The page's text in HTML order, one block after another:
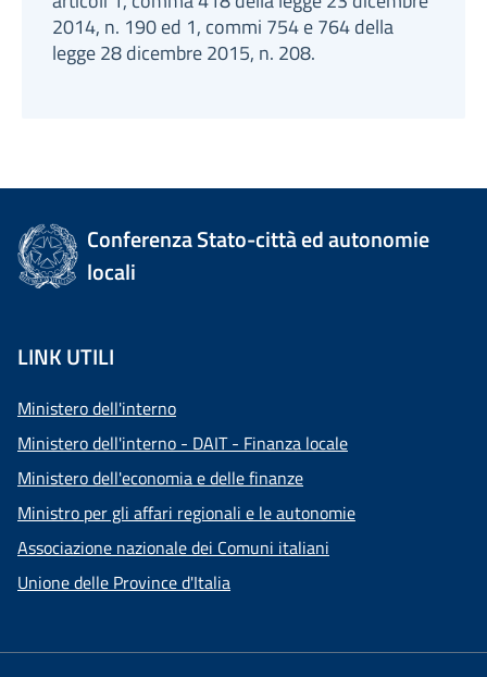
2014, n. 190 ed 1, commi 754 e 764 della
legge 28 dicembre 2015, n. 208.
Conferenza Stato-città ed autonomie
locali
LINK UTILI
Ministero dell'interno
Ministero dell'interno - DAIT - Finanza locale
Ministero dell'economia e delle finanze
Ministro per gli affari regionali e le autonomie
Associazione nazionale dei Comuni italiani
Unione delle Province d'Italia